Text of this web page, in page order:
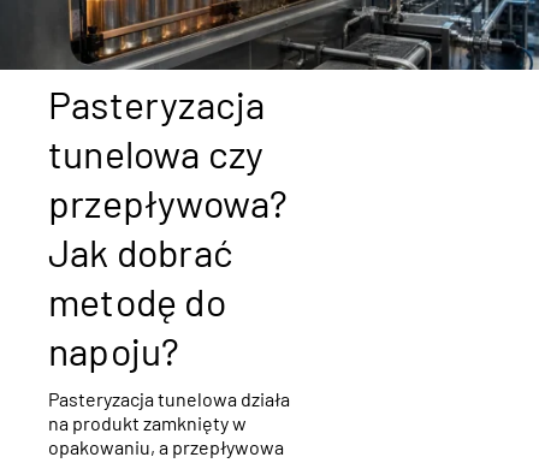
Pasteryzacja
tunelowa czy
przepływowa?
Jak dobrać
metodę do
napoju?
Pasteryzacja tunelowa działa
na produkt zamknięty w
opakowaniu, a przepływowa